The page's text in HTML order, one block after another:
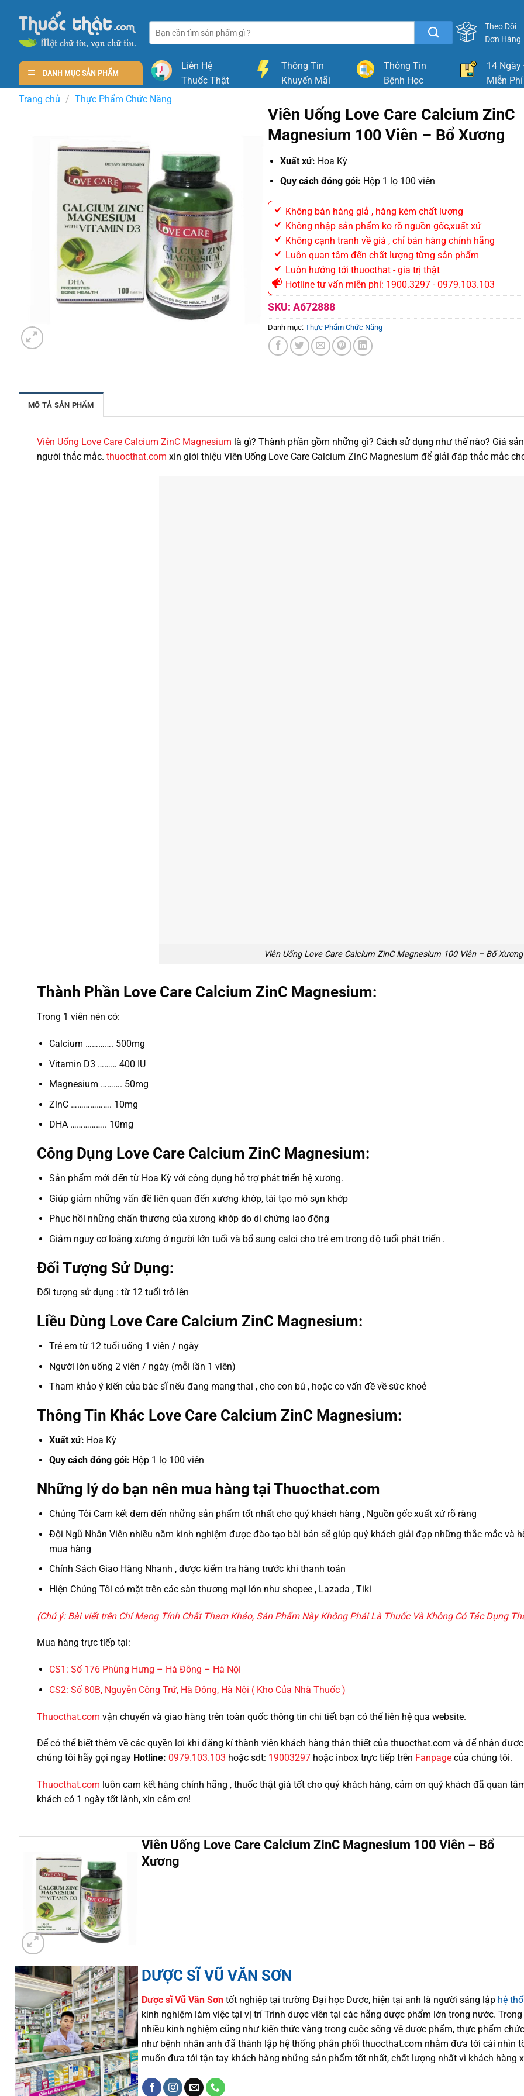
content
kiếm:
Theo Dõi
Đơn Hàng
DANH MỤC SẢN PHẨM
Liên Hệ
Thuốc Thật
Thông Tin
Khuyến Mãi
Thông Tin
Bệnh Học
14
Miễn
Trang chủ / Thực Phẩm Chức Năng
Viên Uống Love Care Calcium ZinC
Magnesium 100 Viên – Bổ Xương
Xuất xứ: Hoa Kỳ
Quy cách đóng gói: Hộp 1 lọ 100 viên
Không bán hàng giả , hàng kém chất lương
Không nhập sản phẩm ko rõ nguồn gốc,xuất xứ
Không cạnh tranh về giá , chỉ bán hàng chính hãng
Luôn quan tâm đến chất lượng từng sản phẩm
Luôn hướng tới thuocthat - gia trị thật
Hotline tư vấn miễn phí: 1900.3297 - 0979.103.103
SKU: A672888
Danh mục: Thực Phẩm Chức Năng
MÔ TẢ SẢN PHẨM
Viên Uống Love Care Calcium ZinC Magnesium là gì? Thành phần gồm những gì? Cách sử dụng như thế nào? Giá
người thắc mắc. thuocthat.com xin giới thiệu Viên Uống Love Care Calcium ZinC Magnesium để giải đáp thắc mắc
Viên Uống Love Care Calcium ZinC Magnesium 100 Viên – Bổ Xương
Thành Phần Love Care Calcium ZinC Magnesium:
Trong 1 viên nén có:
Calcium …………. 500mg
Vitamin D3 ……… 400 IU
Magnesium ………. 50mg
ZinC ………………. 10mg
DHA …………….. 10mg
Công Dụng Love Care Calcium ZinC Magnesium:
Sản phẩm mới đến từ Hoa Kỳ với công dụng hỗ trợ phát triển hệ xương.
Giúp giảm những vấn đề liên quan đến xương khớp, tái tạo mô sụn khớp
Phục hồi những chấn thương của xương khớp do di chứng lao động
Giảm nguy cơ loãng xương ở người lớn tuổi và bổ sung calci cho trẻ em trong độ tuổi phát triển .
Đối Tượng Sử Dụng:
Đối tượng sử dụng : từ 12 tuổi trở lên
Liều Dùng Love Care Calcium ZinC Magnesium:
Trẻ em từ 12 tuổi uống 1 viên / ngày
Người lớn uống 2 viên / ngày (mỗi lần 1 viên)
Tham khảo ý kiến của bác sĩ nếu đang mang thai , cho con bú , hoặc co vấn đề về sức khoẻ
Thông Tin Khác Love Care Calcium ZinC Magnesium:
Xuất xứ: Hoa Kỳ
Quy cách đóng gói: Hộp 1 lọ 100 viên
Những lý do bạn nên mua hàng tại Thuocthat.com
Chúng Tôi Cam kết đem đến những sản phẩm tốt nhất cho quý khách hàng , Nguồn gốc xuất xứ rõ ràng
Đội Ngũ Nhân Viên nhiều năm kinh nghiệm được đào tạo bài bản sẽ giúp quý khách giải đạp những thắc mắc và
mua hàng
Chính Sách Giao Hàng Nhanh , được kiểm tra hàng trước khi thanh toán
Hiện Chúng Tôi có mặt trên các sàn thương mại lớn như shopee , Lazada , Tiki
(Chú ý: Bài viết trên Chỉ Mang Tính Chất Tham Khảo, Sản Phẩm Này Không Phải Là Thuốc Và Không Có Tác Dụng
Mua hàng trực tiếp tại:
CS1: Số 176 Phùng Hưng – Hà Đông – Hà Nội
CS2: Số 80B, Nguyễn Công Trứ, Hà Đông, Hà Nội ( Kho Của Nhà Thuốc )
Thuocthat.com vận chuyển và giao hàng trên toàn quốc thông tin chi tiết bạn có thể liên hệ qua website.
Để có thể biết thêm về các quyền lợi khi đăng kí thành viên khách hàng thân thiết của thuocthat.com và để nhận
chúng tôi hãy gọi ngay Hotline: 0979.103.103 hoặc sdt: 19003297 hoặc inbox trực tiếp trên Fanpage của chúng tôi.
Thuocthat.com luôn cam kết hàng chính hãng , thuốc thật giá tốt cho quý khách hàng, cảm ơn quý khách đã quan
khách có 1 ngày tốt lành, xin cảm ơn!
Viên Uống Love Care Calcium ZinC Magnesium 100 Viên – Bổ
Xương
DƯỢC SĨ VŨ VĂN SƠN
Dược sĩVũ Văn Sơntốt nghiệp tại trường Đại học Dược, hiện tại anh là người sáng lập hệ
kinh nghiệm làm việc tại vị trí Trình dược viên tại các hãng dược phẩm lớn trong nước.
nhiều kinh nghiệm cũng nhưkiến thức vàng trong cuộc sống về dược phẩm,thực phẩm
nhưbệnh nhân anh đã thành lập hệ thống phân phối thuocthat.com nhằm đưa tới cái nhìn
muốn đưa tới tận tay khách hàng những sản phẩm tốt nhất, chất lượng nhất vì khách hàng